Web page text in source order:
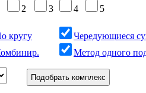
2 3 4
5
кругу
Чередующиеся
Метод одного
Подобрать комплекс